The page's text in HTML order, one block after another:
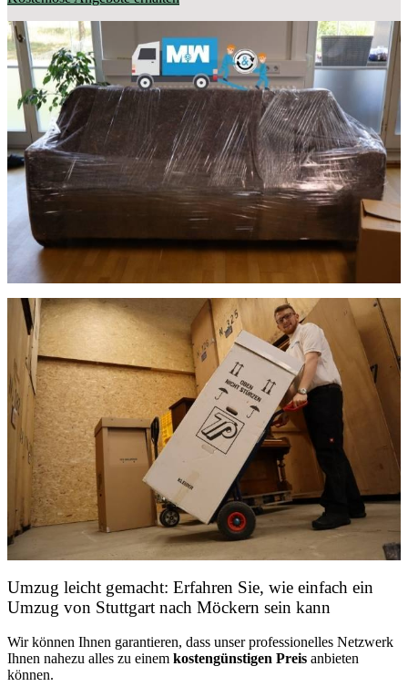
Umzug leicht gemacht: Erfahren Sie, wie einfach ein
Umzug von Stuttgart nach Möckern sein kann
Wir können Ihnen garantieren, dass unser professionelles Netzwerk
Ihnen nahezu alles zu einem kostengünstigen Preis anbieten
können.